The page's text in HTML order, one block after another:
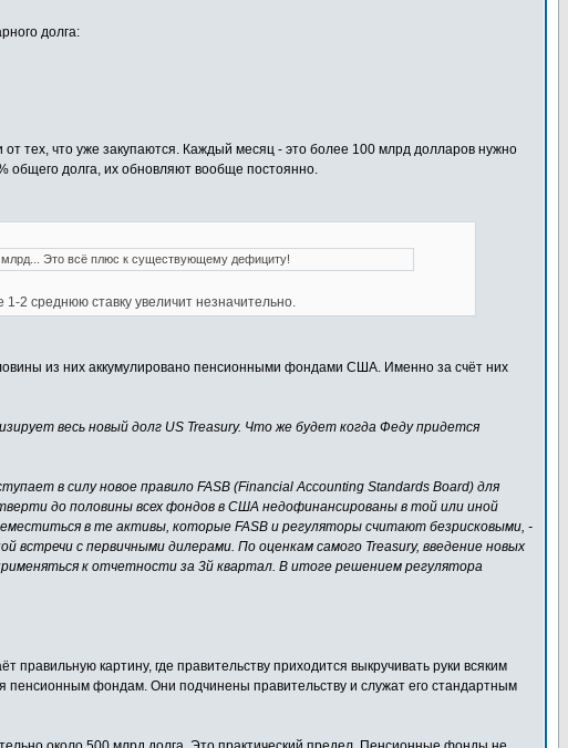
долга:
тех, что уже закупаются. Каждый месяц - это более 100 млрд долларов нужно
общего долга, их обновляют вообще постоянно.
млрд... Это всё плюс к существующему дефициту!
2 среднюю ставку увеличит незначительно.
из них аккумулировано пенсионными фондами США. Именно за счёт них
весь новый долг US Treasury. Что же будет когда Феду придется
в силу новое правило FASB (Financial Accounting Standards Board) для
до половины всех фондов в США недофинансированы в той или иной
в те активы, которые FASB и регуляторы считают безрисковыми, -
встречи с первичными дилерами. По оценкам самого Treasury, введение новых
к отчетности за 3й квартал. В итоге решением регулятора
картину, где правительству приходится выкручивать руки всяким
пенсионным фондам. Они подчинены правительству и служат его стандартным